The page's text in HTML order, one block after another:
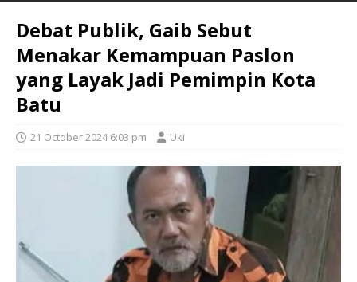
Debat Publik, Gaib Sebut
Menakar Kemampuan Paslon
yang Layak Jadi Pemimpin Kota
Batu
21 October 2024 6:03 pm Uki